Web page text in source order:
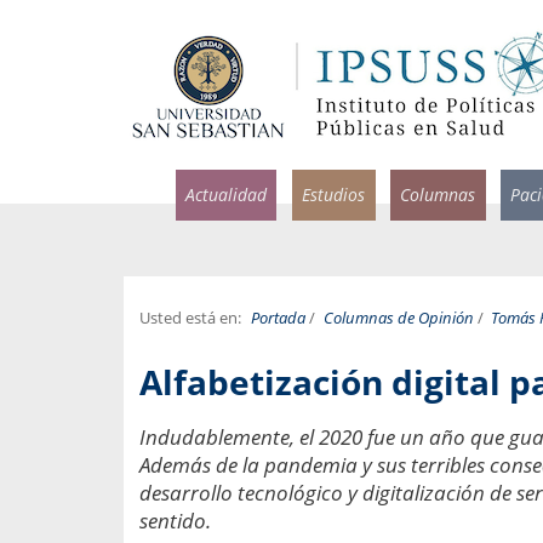
Actualidad Estudios Columnas
Usted está en: Portada/ Columnas de Opinión / Tomás
Alfabetización digital
Indudablemente, el 2020 fue un año que
Además de la pandemia y sus terribles
desarrollo tecnológico y digitalización de
sentido.
médicas y
por incapacidad
Infectólogo y profesor
Medicina, Universidad
Pandemias del
Usamos la palabra